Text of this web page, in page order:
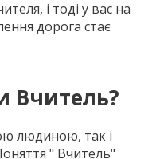
і тоді у вас на
дорога стає
Вчитель?
людиною, так і
" Вчитель"